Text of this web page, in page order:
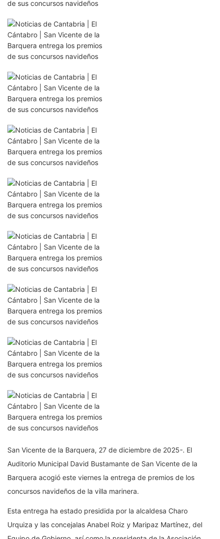
San Vicente de la Barquera, 27 de diciembre de 2025-. El
Auditorio Municipal David Bustamante de San Vicente de la
Barquera acogió este viernes la entrega de premios de los
concursos navideños de la villa marinera.
Esta entrega ha estado presidida por la alcaldesa Charo
Urquiza y las concejalas Anabel Roiz y Maripaz Martínez, del